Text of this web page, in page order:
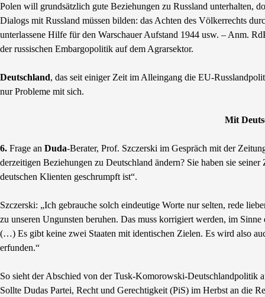
Polen will grundsätzlich gute Beziehungen zu Russland unterhalten,
Dialogs mit Russland müssen bilden: das Achten des Völkerrechts
unterlassene Hilfe für den Warschauer Aufstand 1944 usw. – Anm.
der russischen Embargopolitik auf dem Agrarsektor.
Deutschland, das seit einiger Zeit im Alleingang die EU-
nur Probleme mit sich.
Mit
6. Frage an Duda-Berater, Prof. Szczerski im Gespräch mit der
derzeitigen Beziehungen zu Deutschland ändern? Sie haben sie
deutschen Klienten geschrumpft ist“.
Szczerski: „Ich gebrauche solch eindeutige Worte nur selten, rede
zu unseren Ungunsten beruhen. Das muss korrigiert werden, im
(…) Es gibt keine zwei Staaten mit identischen Zielen. Es wird also
erfunden.“
So sieht der Abschied von der Tusk-Komorowski-Deutschlandpolitik
Sollte Dudas Partei, Recht und Gerechtigkeit (PiS) im Herbst an die